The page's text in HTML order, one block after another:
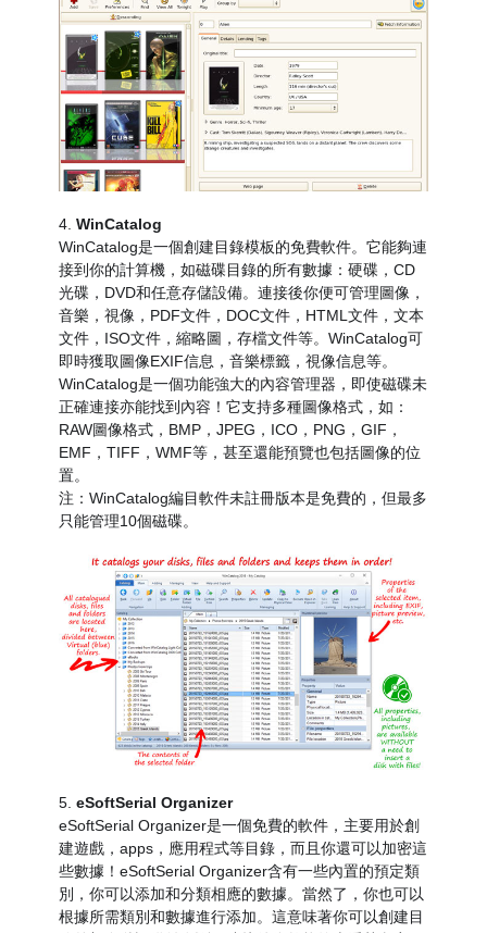
4. WinCatalog
WinCatalog是一個創建目錄模板的免費軟件。它能夠連
接到你的計算機，如磁碟目錄的所有數據：硬碟，CD
光碟，DVD和任意存儲設備。連接後你便可管理圖像，
音樂，視像，PDF文件，DOC文件，HTML文件，文本
文件，ISO文件，縮略圖，存檔文件等。WinCatalog可
即時獲取圖像EXIF信息，音樂標籤，視像信息等。
WinCatalog是一個功能強大的內容管理器，即使磁碟未
正確連接亦能找到內容！它支持多種圖像格式，如：
RAW圖像格式，BMP，JPEG，ICO，PNG，GIF，
EMF，TIFF，WMF等，甚至還能預覽也包括圖像的位
置。
注：WinCatalog編目軟件未註冊版本是免費的，但最多
只能管理10個磁碟。
5. eSoftSerial Organizer
eSoftSerial Organizer是一個免費的軟件，主要用於創
建遊戲，apps，應用程式等目錄，而且你還可以加密這
些數據！eSoftSerial Organizer含有一些內置的預定類
別，你可以添加和分類相應的數據。當然了，你也可以
根據所需類別和數據進行添加。這意味著你可以創建目